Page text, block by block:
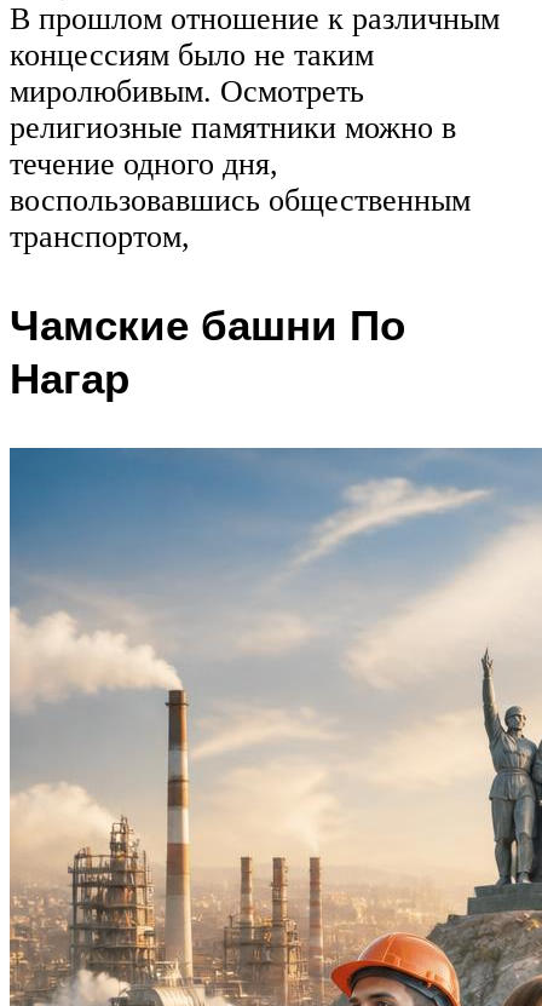
В прошлом отношение к различным
концессиям было не таким
миролюбивым. Осмотреть
религиозные памятники можно в
течение одного дня,
воспользовавшись общественным
транспортом,
Чамские башни По
Нагар